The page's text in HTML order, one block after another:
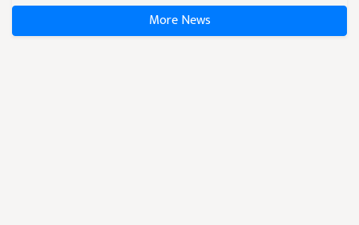
More News